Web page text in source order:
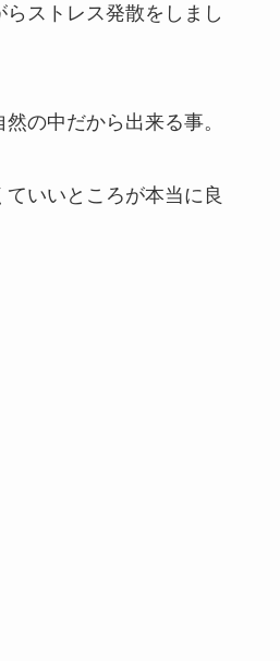
ストレス発散をしまし
の中だから出来る事。
いいところが本当に良